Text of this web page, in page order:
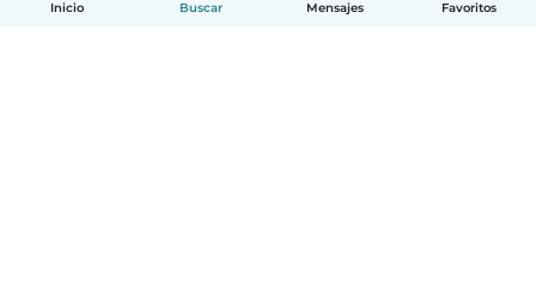
Inicio Buscar Mensajes Favoritos